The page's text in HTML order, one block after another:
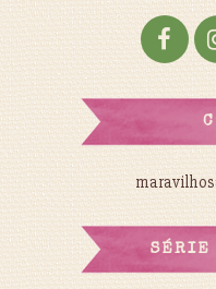
SÉRIE